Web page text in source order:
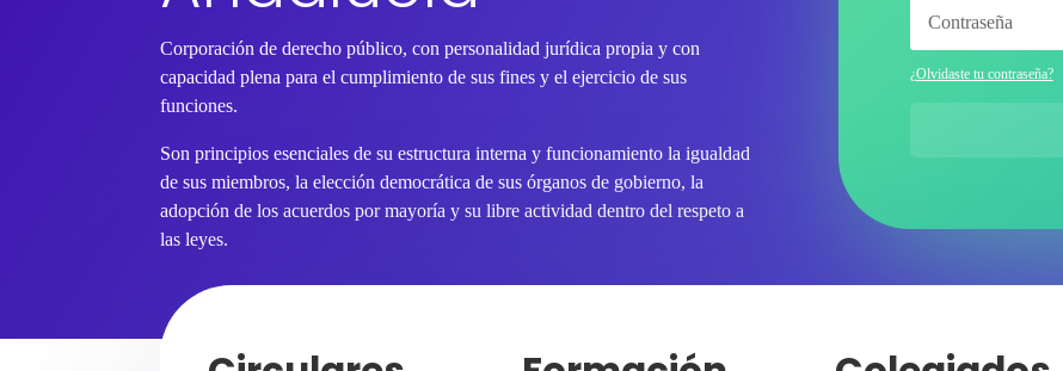
Corporación de derecho público, con personalidad jurídica propia y con
capacidad plena para el cumplimiento de sus fines y el ejercicio de sus
funciones.
Son principios esenciales de su estructura interna y funcionamiento la igualdad
de sus miembros, la elección democrática de sus órganos de gobierno, la
adopción de los acuerdos por mayoría y su libre actividad dentro del respeto a
las leyes.
¿Olvidaste tu contraseña?